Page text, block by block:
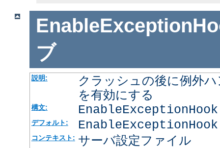
ブ
説明:
クラッシュの後に例外
を有効にする
構文:
デフォルト:
コンテキスト: サーバ設定ファイル